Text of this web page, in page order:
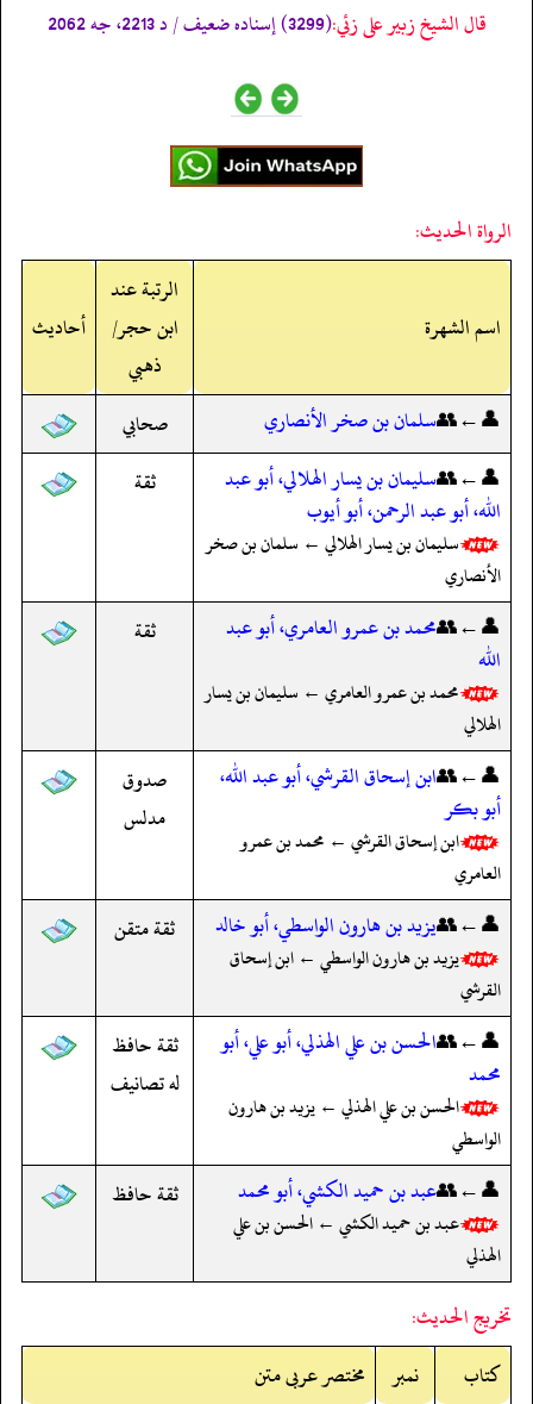
قال الشيخ زبير على زئي:(3299) إسناده ضعيف / د 2213، جه 2062
الرواة الحديث:
اسم الشهرة
الرتبة عند
ابن حجر/
ذهبي
أحاديث
👤←👥سلمان بن صخر الأنصاري
صحابي
👤←👥سليمان بن يسار الهلالي، أبو عبد
الله، أبو عبد الرحمن، أبو أيوب
سليمان بن يسار الهلالي ← سلمان بن صخر
الأنصاري
ثقة
👤←👥محمد بن عمرو العامري، أبو عبد
الله
محمد بن عمرو العامري ← سليمان بن يسار
الهلالي
ثقة
👤←👥ابن إسحاق القرشي، أبو عبد الله،
أبو بكر
ابن إسحاق القرشي ← محمد بن عمرو
العامري
صدوق
مدلس
👤←👥يزيد بن هارون الواسطي، أبو خالد
يزيد بن هارون الواسطي ← ابن إسحاق
القرشي
ثقة متقن
👤←👥الحسن بن علي الهذلي، أبو علي، أبو
محمد
الحسن بن علي الهذلي ← يزيد بن هارون
الواسطي
ثقة حافظ
له تصانيف
👤←👥عبد بن حميد الكشي، أبو محمد
عبد بن حميد الكشي ← الحسن بن علي
الهذلي
ثقة حافظ
تخريج الحديث:
کتاب
نمبر
مختصر عربی متن